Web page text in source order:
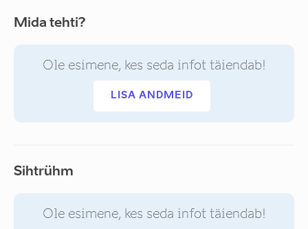
Mida tehti?
Ole esimene, kes seda infot täiendab!
LISA ANDMEID
Sihtrühm
Ole esimene, kes seda infot täiendab!